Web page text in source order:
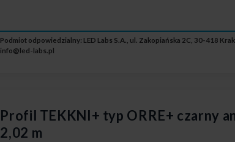
Podmiot odpowiedzialny: LED Labs S.A., ul. Zakopiańska 2C, 30-418
info@led-labs.pl
Profil TEKKNI+ typ ORRE+ czarny
2,02 m